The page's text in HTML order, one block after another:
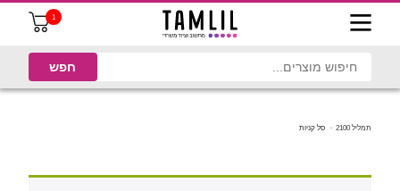
1
תמליל 2100 סל קניות